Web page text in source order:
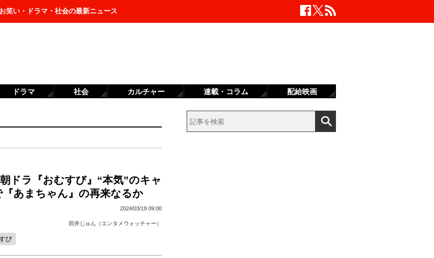
笑い・ドラマ・社会の最新ニュース
ドラ『おむすび』“本気”のキャ
あまちゃん』の再来なるか
2024/03/19 09:00
田井じゅん（エンタメウォッチャー）
び
ドラマ 社会 カルチャー 連載・コラム 配給映画